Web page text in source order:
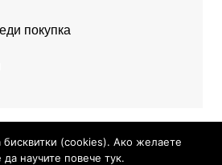
покупка
бисквитки (cookies). Ако желаете
научите повече тук.